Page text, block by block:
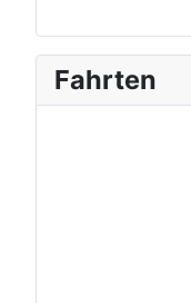
Fahrten